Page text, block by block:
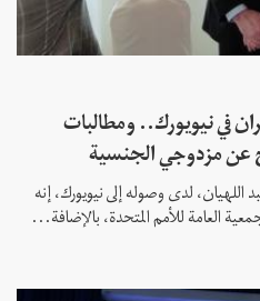
في نيويورك.. ومطالبات
عن مزدوجي الجنسية
اللهيان، لدى وصوله إلى نيويورك، إنه
العامة للأمم المتحدة، بالإضافة...